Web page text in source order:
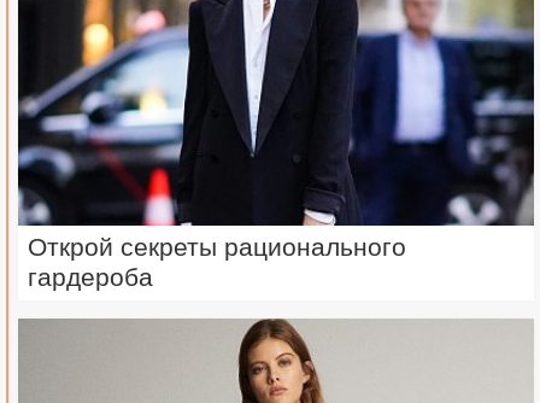
Открой секреты рационального
гардероба